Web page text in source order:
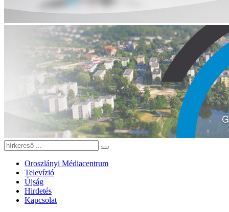
Oroszlányi Médiacentrum
Televízió
Újság
Hirdetés
Kapcsolat